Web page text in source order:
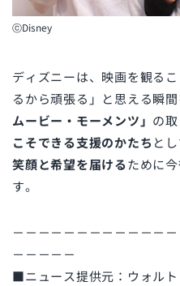
ⓒDisney
ディズニーは、映画を観る
るから頑張る」と思える瞬
ムービー・モーメンツ」 の取
こそできる支援のかたち とし
笑顔と希望を届けるために
す。
－－－－－－－－－－－－
－－－－－
■ニュース提供元：ウォル